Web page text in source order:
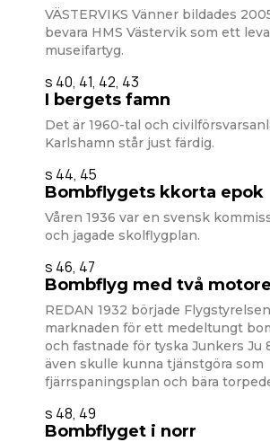
VÄSTERVIKS Vänner bildades
bevara HMS Västervik som ett
museifartyg.
s 40, 41, 42, 43
I bergets famn
Det är 1960-tal och
Karlshamn står just färdig.
s 44, 45
Bombflygets kkorta epok
Våren 1936 var en svensk
och jagade skolflygplan.
s 46, 47
Bombflyg med två
REDAN 1932 började
marknaden för ett medeltungt
och fastnade för tyska Junkers Ju
även skulle kunna tjänstgöra som
fjärrspaningsplan och bära
s 48, 49
Bombflyget i norr